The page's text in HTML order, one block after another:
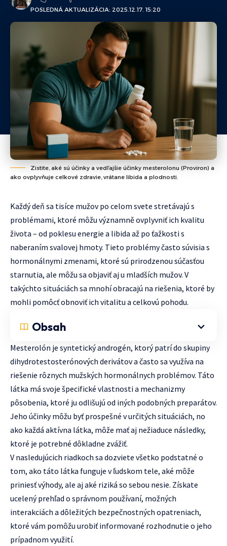
POSLEDNÁ AKTUALIZÁCIA: 2025.12.17. 15:20
Zistite, aké sú účinky a vedľajšie účinky mesterolonu (Proviron) a
ako ovplyvňuje celkové zdravie, vrátane libida a plodnosti.
Každý deň sa tisíce mužov po celom svete stretávajú s
problémami, ktoré môžu významně ovplyvniť ich kvalitu
života – od poklesu energie a libida až po ťažkosti s
naberaním svalovej hmoty. Tieto problémy často súvisia s
hormonálnymi zmenami, ktoré sú prirodzenou súčasťou
starnutia, ale môžu sa objaviť aj u mladších mužov. V
takýchto situáciách sa mnohí obracajú na riešenia, ktoré by
mohli pomôcť obnoviť ich vitalitu a celkovú pohodu.
Obsah
Mesterolón je syntetický androgén, ktorý patrí do skupiny
dihydrotestosterónových derivátov a často sa využíva na
riešenie rôznych mužských hormonálnych problémov. Táto
látka má svoje špecifické vlastnosti a mechanizmy
pôsobenia, ktoré ju odlišujú od iných podobných preparátov.
Jeho účinky môžu byť prospešné v určitých situáciách, no
ako každá aktívna látka, môže mať aj nežiaduce následky,
ktoré je potrebné dôkladne zvážiť.
V nasledujúcich riadkoch sa dozviete všetko podstatné o
tom, ako táto látka funguje v ľudskom tele, aké môže
priniesť výhody, ale aj aké riziká so sebou nesie. Získate
ucelený prehľad o správnom používaní, možných
interakciách a dôležitých bezpečnostných opatreniach,
ktoré vám pomôžu urobiť informované rozhodnutie o jeho
prípadnom využití.